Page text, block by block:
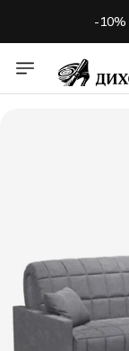
-10%